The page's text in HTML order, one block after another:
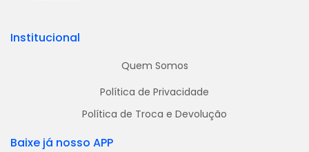
Institucional
Quem Somos
Política de Privacidade
Política de Troca e Devolução
Baixe já nosso APP